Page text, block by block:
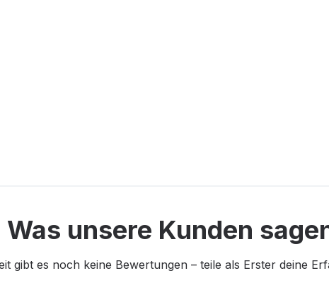
Was unsere Kunden
gibt es noch keine Bewertungen – teile als Erster deine